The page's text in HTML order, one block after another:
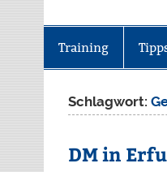
Training
Schlagwort:
DM in